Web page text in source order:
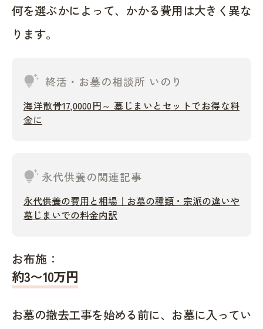
何を選ぶかによって、かかる費用は大きく異な
ります。
tips_and_updates 終活・お墓の相談所 いのり
海洋散骨17,0000円～ 墓じまいとセットでお得な料
金に
tips_and_updates 永代供養の関連記事
永代供養の費用と相場｜お墓の種類・宗派の違いや
墓じまいでの料金内訳
お布施：
約3〜10万円
お墓の撤去工事を始める前に、お墓に入ってい